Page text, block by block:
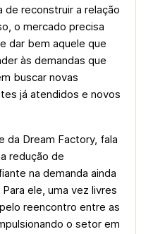
de reconstruir a relação
o mercado precisa
dar bem aquele que
às demandas que
buscar novas
já atendidos e novos
da Dream Factory, fala
redução de
na demanda ainda
ele, uma vez livres
reencontro entre as
o setor em